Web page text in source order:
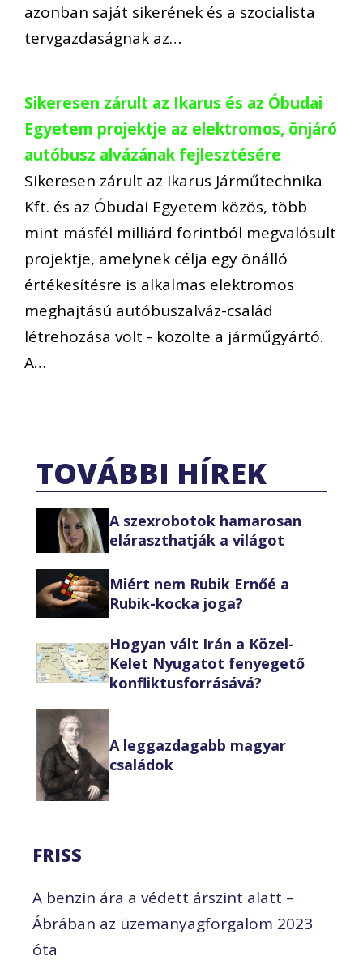
azonban saját sikerének és a szocialista
tervgazdaságnak az…
Sikeresen zárult az Ikarus és az Óbudai
Egyetem projektje az elektromos, önjáró
autóbusz alvázának fejlesztésére
Sikeresen zárult az Ikarus Járműtechnika
Kft. és az Óbudai Egyetem közös, több
mint másfél milliárd forintból megvalósult
projektje, amelynek célja egy önálló
értékesítésre is alkalmas elektromos
meghajtású autóbuszalváz-család
létrehozása volt - közölte a járműgyártó.
A…
TOVÁBBI HÍREK
A szexrobotok hamarosan
eláraszthatják a világot
Miért nem Rubik Ernőé a
Rubik-kocka joga?
Hogyan vált Irán a Közel-
Kelet Nyugatot fenyegető
konfliktusforrásává?
A leggazdagabb magyar
családok
FRISS
A benzin ára a védett árszint alatt –
Ábrában az üzemanyagforgalom 2023
óta